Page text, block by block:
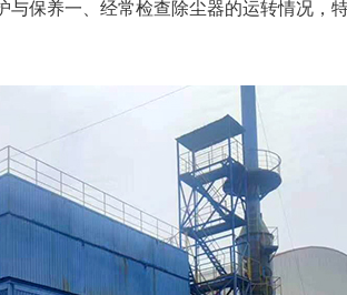
与保养一、经常检查除尘器的运转情况，